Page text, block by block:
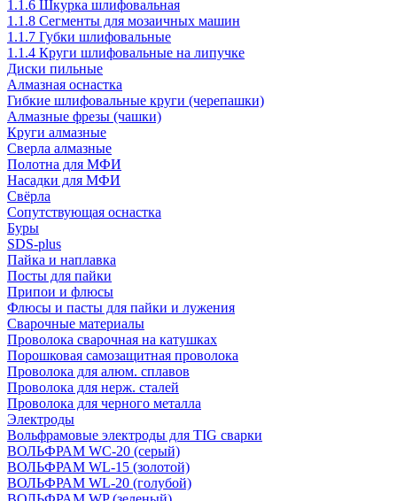
1.1.6 Шкурка шлифовальная
1.1.8 Сегменты для мозаичных машин
1.1.7 Губки шлифовальные
1.1.4 Круги шлифовальные на липучке
Диски пильные
Алмазная оснастка
Гибкие шлифовальные круги (черепашки)
Алмазные фрезы (чашки)
Круги алмазные
Сверла алмазные
Полотна для МФИ
Насадки для МФИ
Свёрла
Сопутствующая оснастка
Буры
SDS-plus
Пайка и наплавка
Посты для пайки
Припои и флюсы
Флюсы и пасты для пайки и лужения
Сварочные материалы
Проволока сварочная на катушках
Порошковая самозащитная проволока
Проволока для алюм. сплавов
Проволока для нерж. сталей
Проволока для черного металла
Электроды
Вольфрамовые электроды для TIG сварки
ВОЛЬФРАМ WC-20 (серый)
ВОЛЬФРАМ WL-15 (золотой)
ВОЛЬФРАМ WL-20 (голубой)